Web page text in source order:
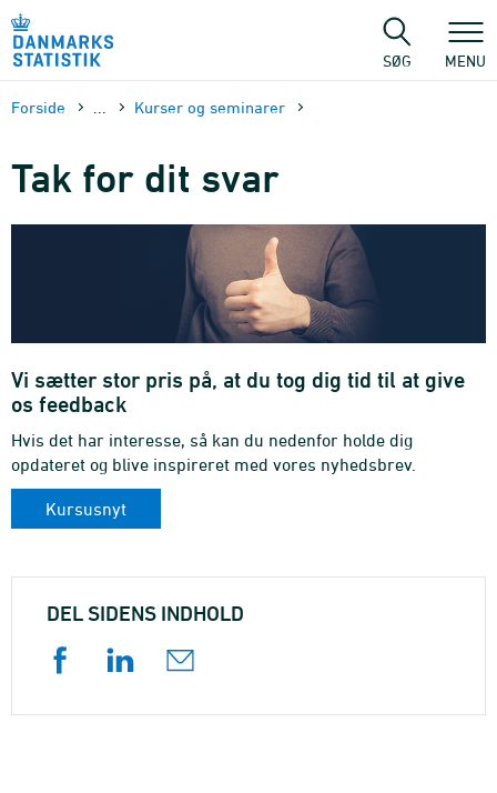
sidens
SØG MENU
Forside Kurser og seminarer
Tak for dit svar
Vi sætter stor pris på, at du tog dig tid til at give
os feedback
Hvis det har interesse, så kan du nedenfor holde dig
opdateret og blive inspireret med vores nyhedsbrev.
Kursusnyt
DEL SIDENS INDHOLD